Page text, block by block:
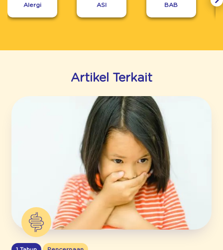
Alergi ASI BAB
Artikel Terkait